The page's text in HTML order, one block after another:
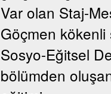
Var olan Staj-
Göçmen
Sosyo-Eğitsel
bölümden